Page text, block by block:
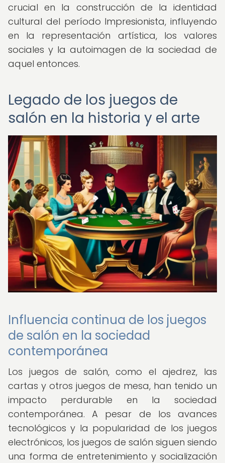
crucial en la construcción de la identidad
cultural del período Impresionista, influyendo
en la representación artística, los valores
sociales y la autoimagen de la sociedad de
aquel entonces.
Legado de los juegos de
salón en la historia y el arte
Influencia continua de los juegos
de salón en la sociedad
contemporánea
Los juegos de salón, como el ajedrez, las
cartas y otros juegos de mesa, han tenido un
impacto perdurable en la sociedad
contemporánea. A pesar de los avances
tecnológicos y la popularidad de los juegos
electrónicos, los juegos de salón siguen siendo
una forma de entretenimiento y socialización